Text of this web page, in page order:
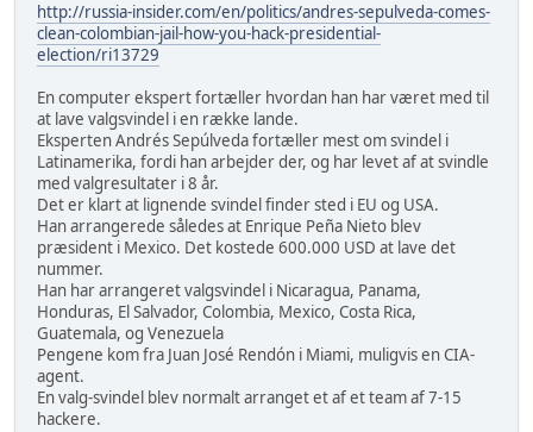
http://russia-insider.com/en/politics/andres-sepulveda-comes-
clean-colombian-jail-how-you-hack-presidential-
election/ri13729
En computer ekspert fortæller hvordan han har været med til
at lave valgsvindel i en række lande.
Eksperten Andrés Sepúlveda fortæller mest om svindel i
Latinamerika, fordi han arbejder der, og har levet af at svindle
med valgresultater i 8 år.
Det er klart at lignende svindel finder sted i EU og USA.
Han arrangerede således at Enrique Peña Nieto blev
præsident i Mexico. Det kostede 600.000 USD at lave det
nummer.
Han har arrangeret valgsvindel i Nicaragua, Panama,
Honduras, El Salvador, Colombia, Mexico, Costa Rica,
Guatemala, og Venezuela
Pengene kom fra Juan José Rendón i Miami, muligvis en CIA-
agent.
En valg-svindel blev normalt arranget et af et team af 7-15
hackere.